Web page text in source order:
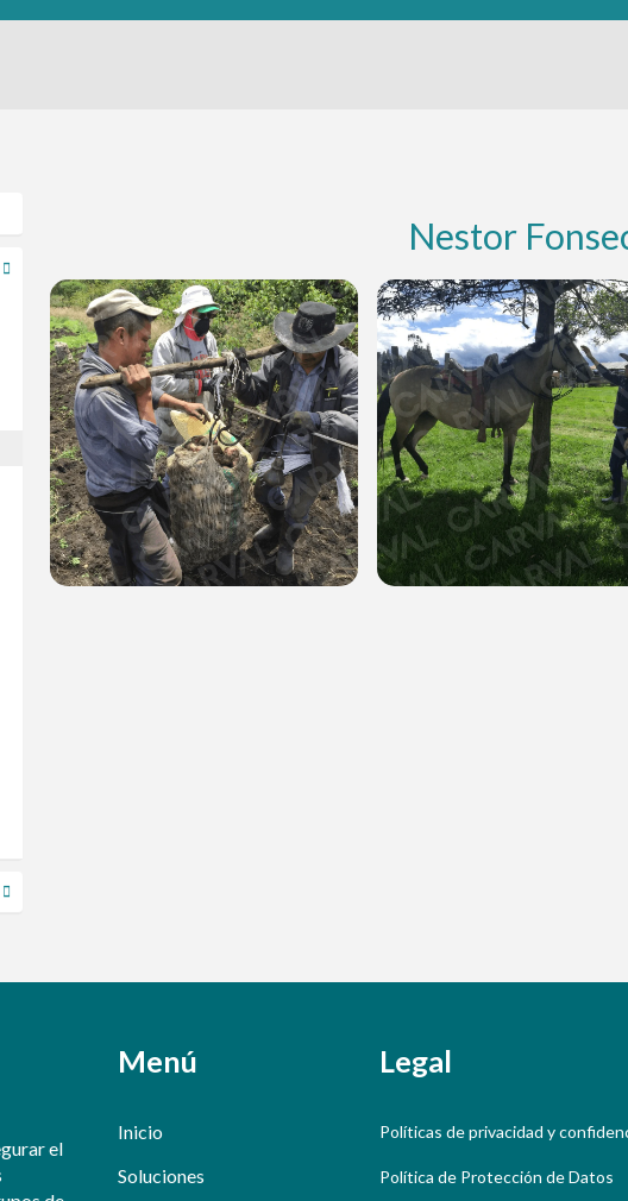
Nestor
el
Menú
Inicio
Soluciones
Legal
Políticas de privacidad y
Política de Protección de Datos